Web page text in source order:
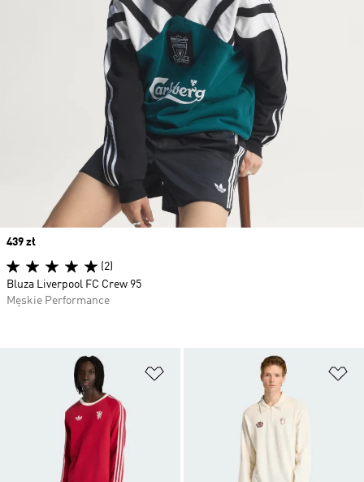
Dodaj do listy życzeń
Price
439 zł
(2)
Bluza Liverpool FC Crew 95
Męskie Performance